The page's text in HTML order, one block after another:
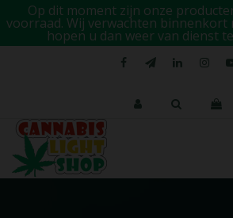
Op dit moment zijn onze
voorraad. Wij verwachten binnenkort
hopen u dan weer van dienst